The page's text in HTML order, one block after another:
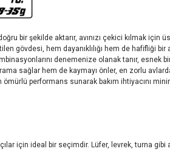
bir şekilde aktarır, avınızı çekici kılmak için
gövdesi, hem dayanıklılığı hem de hafifliği
denemenize olanak tanır, esnek
sağlar hem de kaymayı önler, en zorlu
ömürlü performans sunarak bakım ihtiyacını
için ideal bir seçimdir. Lüfer, levrek, turna